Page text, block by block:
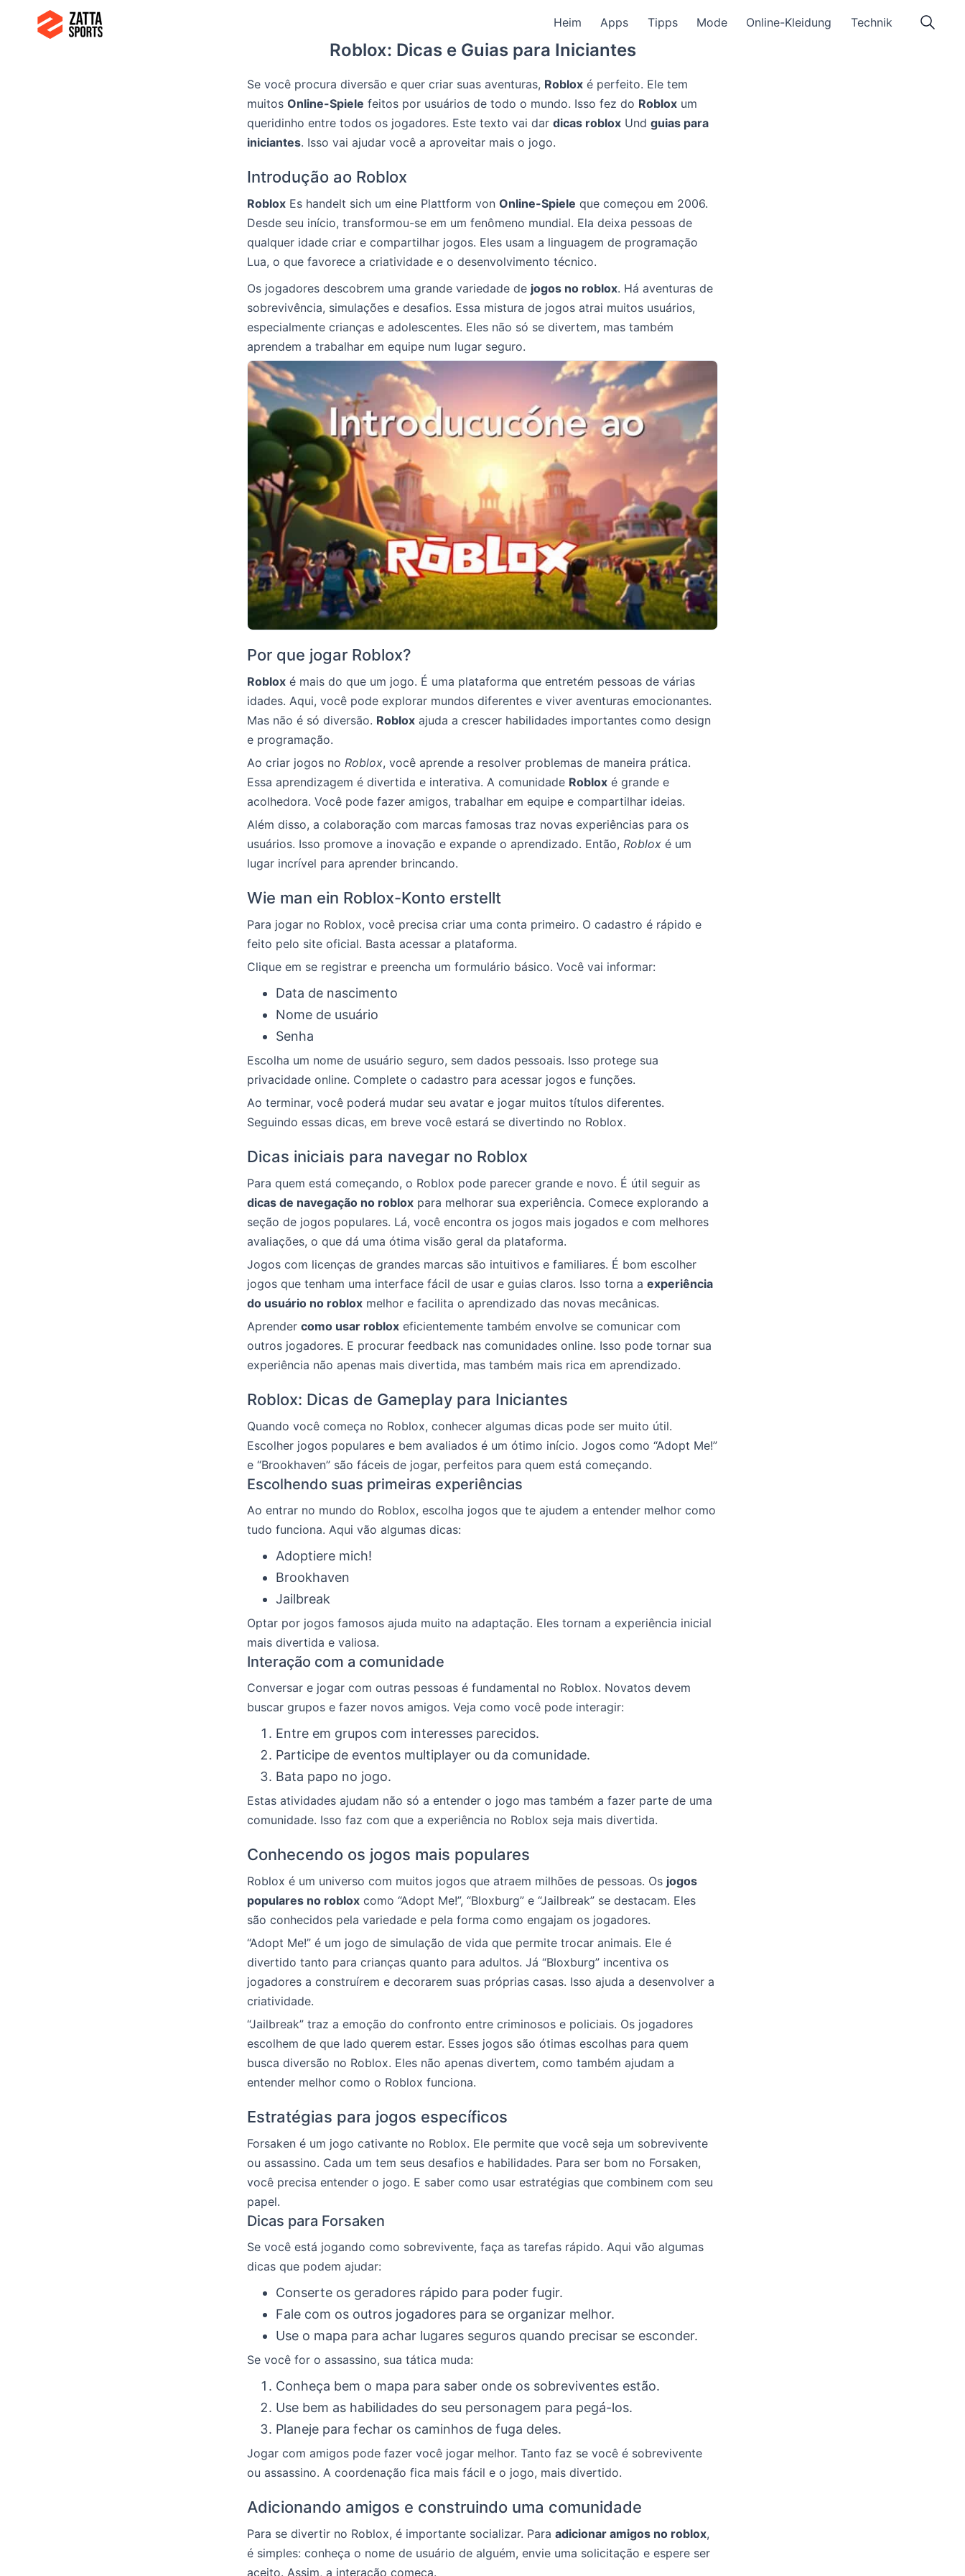
Heim Apps Tipps Mode Online-Kleidung Technik
Roblox: Dicas e Guias para Iniciantes
Se você procura diversão e quer criar suas aventuras, Roblox é perfeito. Ele tem
muitos Online-Spiele feitos por usuários de todo o mundo. Isso fez do Roblox um
queridinho entre todos os jogadores. Este texto vai dar dicas roblox Und guias para
iniciantes. Isso vai ajudar você a aproveitar mais o jogo.
Introdução ao Roblox
Roblox Es handelt sich um eine Plattform von Online-Spiele que começou em 2006.
Desde seu início, transformou-se em um fenômeno mundial. Ela deixa pessoas de
qualquer idade criar e compartilhar jogos. Eles usam a linguagem de programação
Lua, o que favorece a criatividade e o desenvolvimento técnico.
Os jogadores descobrem uma grande variedade de jogos no roblox. Há aventuras de
sobrevivência, simulações e desafios. Essa mistura de jogos atrai muitos usuários,
especialmente crianças e adolescentes. Eles não só se divertem, mas também
aprendem a trabalhar em equipe num lugar seguro.
Por que jogar Roblox?
Roblox é mais do que um jogo. É uma plataforma que entretém pessoas de várias
idades. Aqui, você pode explorar mundos diferentes e viver aventuras emocionantes.
Mas não é só diversão. Roblox ajuda a crescer habilidades importantes como design
e programação.
Ao criar jogos no Roblox, você aprende a resolver problemas de maneira prática.
Essa aprendizagem é divertida e interativa. A comunidade Roblox é grande e
acolhedora. Você pode fazer amigos, trabalhar em equipe e compartilhar ideias.
Além disso, a colaboração com marcas famosas traz novas experiências para os
usuários. Isso promove a inovação e expande o aprendizado. Então, Roblox é um
lugar incrível para aprender brincando.
Wie man ein Roblox-Konto erstellt
Para jogar no Roblox, você precisa criar uma conta primeiro. O cadastro é rápido e
feito pelo site oficial. Basta acessar a plataforma.
Clique em se registrar e preencha um formulário básico. Você vai informar:
Data de nascimento
Nome de usuário
Senha
Escolha um nome de usuário seguro, sem dados pessoais. Isso protege sua
privacidade online. Complete o cadastro para acessar jogos e funções.
Ao terminar, você poderá mudar seu avatar e jogar muitos títulos diferentes.
Seguindo essas dicas, em breve você estará se divertindo no Roblox.
Dicas iniciais para navegar no Roblox
Para quem está começando, o Roblox pode parecer grande e novo. É útil seguir as
dicas de navegação no roblox para melhorar sua experiência. Comece explorando a
seção de jogos populares. Lá, você encontra os jogos mais jogados e com melhores
avaliações, o que dá uma ótima visão geral da plataforma.
Jogos com licenças de grandes marcas são intuitivos e familiares. É bom escolher
jogos que tenham uma interface fácil de usar e guias claros. Isso torna a experiência
do usuário no roblox melhor e facilita o aprendizado das novas mecânicas.
Aprender como usar roblox eficientemente também envolve se comunicar com
outros jogadores. E procurar feedback nas comunidades online. Isso pode tornar sua
experiência não apenas mais divertida, mas também mais rica em aprendizado.
Roblox: Dicas de Gameplay para Iniciantes
Quando você começa no Roblox, conhecer algumas dicas pode ser muito útil.
Escolher jogos populares e bem avaliados é um ótimo início. Jogos como “Adopt Me!”
e “Brookhaven” são fáceis de jogar, perfeitos para quem está começando.
Escolhendo suas primeiras experiências
Ao entrar no mundo do Roblox, escolha jogos que te ajudem a entender melhor como
tudo funciona. Aqui vão algumas dicas:
Adoptiere mich!
Brookhaven
Jailbreak
Optar por jogos famosos ajuda muito na adaptação. Eles tornam a experiência inicial
mais divertida e valiosa.
Interação com a comunidade
Conversar e jogar com outras pessoas é fundamental no Roblox. Novatos devem
buscar grupos e fazer novos amigos. Veja como você pode interagir:
Entre em grupos com interesses parecidos.
Participe de eventos multiplayer ou da comunidade.
Bata papo no jogo.
Estas atividades ajudam não só a entender o jogo mas também a fazer parte de uma
comunidade. Isso faz com que a experiência no Roblox seja mais divertida.
Conhecendo os jogos mais populares
Roblox é um universo com muitos jogos que atraem milhões de pessoas. Os jogos
populares no roblox como “Adopt Me!”, “Bloxburg” e “Jailbreak” se destacam. Eles
são conhecidos pela variedade e pela forma como engajam os jogadores.
“Adopt Me!” é um jogo de simulação de vida que permite trocar animais. Ele é
divertido tanto para crianças quanto para adultos. Já “Bloxburg” incentiva os
jogadores a construírem e decorarem suas próprias casas. Isso ajuda a desenvolver a
criatividade.
“Jailbreak” traz a emoção do confronto entre criminosos e policiais. Os jogadores
escolhem de que lado querem estar. Esses jogos são ótimas escolhas para quem
busca diversão no Roblox. Eles não apenas divertem, como também ajudam a
entender melhor como o Roblox funciona.
Estratégias para jogos específicos
Forsaken é um jogo cativante no Roblox. Ele permite que você seja um sobrevivente
ou assassino. Cada um tem seus desafios e habilidades. Para ser bom no Forsaken,
você precisa entender o jogo. E saber como usar estratégias que combinem com seu
papel.
Dicas para Forsaken
Se você está jogando como sobrevivente, faça as tarefas rápido. Aqui vão algumas
dicas que podem ajudar:
Conserte os geradores rápido para poder fugir.
Fale com os outros jogadores para se organizar melhor.
Use o mapa para achar lugares seguros quando precisar se esconder.
Se você for o assassino, sua tática muda:
Conheça bem o mapa para saber onde os sobreviventes estão.
Use bem as habilidades do seu personagem para pegá-los.
Planeje para fechar os caminhos de fuga deles.
Jogar com amigos pode fazer você jogar melhor. Tanto faz se você é sobrevivente
ou assassino. A coordenação fica mais fácil e o jogo, mais divertido.
Adicionando amigos e construindo uma comunidade
Para se divertir no Roblox, é importante socializar. Para adicionar amigos no roblox,
é simples: conheça o nome de usuário de alguém, envie uma solicitação e espere ser
aceito. Assim, a interação começa.